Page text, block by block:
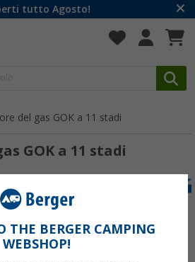
tutto Agosto!
del gas GOK a 11 stadi
GOK a 11 stadi
THE BERGER CAMPING
WEBSHOP!